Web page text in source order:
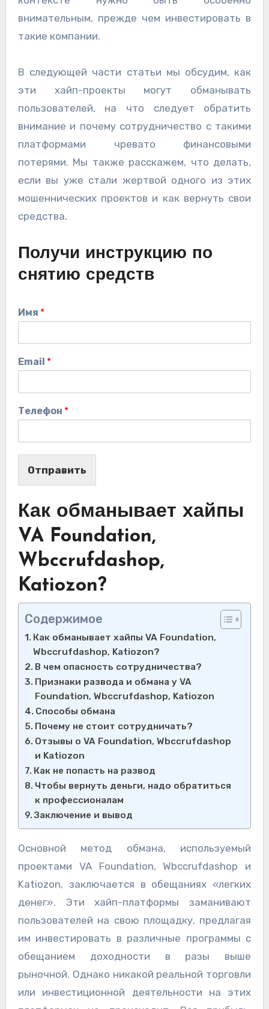
внимательным, прежде чем инвестировать в
такие компании.
В следующей части статьи мы обсудим, как
эти хайп-проекты могут обманывать
пользователей, на что следует обратить
внимание и почему сотрудничество с такими
платформами чревато финансовыми
потерями. Мы также расскажем, что делать,
если вы уже стали жертвой одного из этих
мошеннических проектов и как вернуть свои
средства.
Получи инструкцию по
снятию средств
Имя *
Email *
Телефон *
Отправить
Как обманывает хайпы
VA Foundation,
Wbccrufdashop,
Katiozon?
Содержимое
Как обманывает хайпы VA Foundation,
Wbccrufdashop, Katiozon?
В чем опасность сотрудничества?
Признаки развода и обмана у VA
Foundation, Wbccrufdashop, Katiozon
Способы обмана
Почему не стоит сотрудничать?
Отзывы о VA Foundation, Wbccrufdashop
и Katiozon
Как не попасть на развод
Чтобы вернуть деньги, надо обратиться
к профессионалам
Заключение и вывод
Основной метод обмана, используемый
проектами VA Foundation, Wbccrufdashop и
Katiozon, заключается в обещаниях «легких
денег». Эти хайп-платформы заманивают
пользователей на свою площадку, предлагая
им инвестировать в различные программы с
обещанием доходности в разы выше
рыночной. Однако никакой реальной торговли
или инвестиционной деятельности на этих